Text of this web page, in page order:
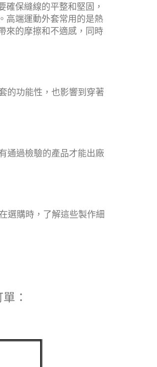
確保縫線的平整和堅固，
高端運動外套常用的是熱
來的摩擦和不適感，同時
的功能性，也影響到穿著
通過檢驗的產品才能出廠
選購時，了解這些製作細
：